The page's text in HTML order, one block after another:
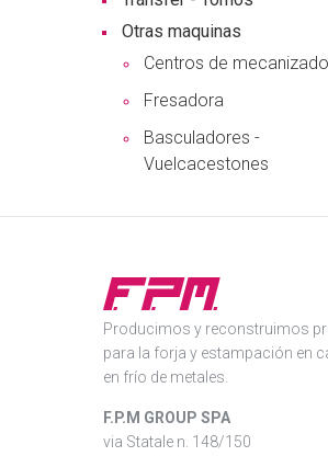
Otras maquinas
Centros de mecanizado
Fresadora
Basculadores -
Vuelcacestones
Producimos y reconstruimos
para la forja y estampación en
en frío de metales.
F.P.M GROUP SPA
via Statale n. 148/150